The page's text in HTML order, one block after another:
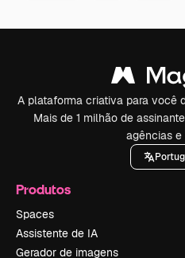
A plataforma criativa para você
Mais de 1 milhão de
agências e
Produtos
Spaces
Assistente de IA
Gerador de imagens